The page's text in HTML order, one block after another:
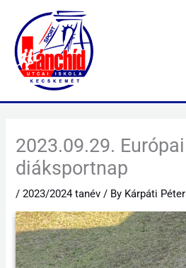
content
2023.09.29. Európai
diáksportnap
/2023/2024 tanév / By Kárpáti Péter